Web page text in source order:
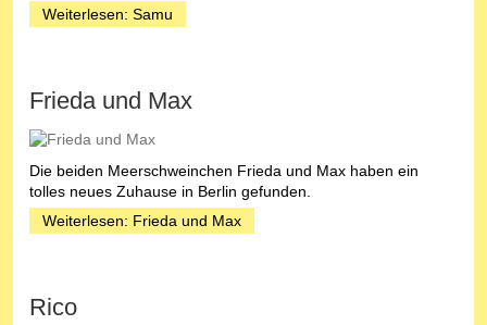
Weiterlesen: Samu
Frieda und Max
Die beiden Meerschweinchen Frieda und Max haben ein
tolles neues Zuhause in Berlin gefunden.
Weiterlesen: Frieda und Max
Rico